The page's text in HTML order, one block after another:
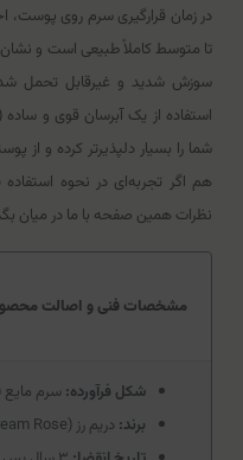
تا متوسط کاملاً طبیعی است و نشان
سوزش شدید و غیرقابل تحمل
استفاده از یک آبرسان قوی و
شما را بسیار دلپذیرتر کرده و از
هم اگر تجربه‌ای در نحوه
نظرات همین صفحه با ما در میان
مشخصات فنی و اصالت
شکل فرآورده:سرم مایع
برند: دریم رز (Dream Rose)